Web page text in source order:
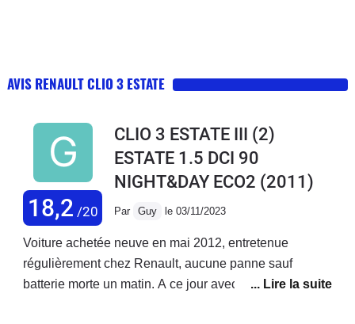
AVIS RENAULT CLIO 3 ESTATE
18,2 /20
CLIO 3 ESTATE III (2)
ESTATE 1.5 DCI 90
NIGHT&DAY ECO2 (2011)
Par Guy le 03/11/2023
Voiture achetée neuve en mai 2012, entretenue
régulièrement chez Renault, aucune panne sauf
batterie morte un matin. A ce jour avec 235 000 km au